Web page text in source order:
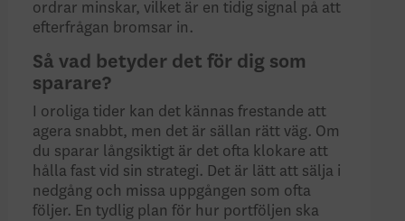
ordrar minskar, vilket är en tidig signal på att
efterfrågan bromsar in.
Så vad betyder det för dig som
sparare?
I oroliga tider kan det kännas frestande att
agera snabbt, men det är sällan rätt väg. Om
du sparar långsiktigt är det ofta klokare att
hålla fast vid sin strategi. Det är lätt att sälja i
nedgång och missa uppgången som ofta
följer. En tydlig plan för hur portföljen ska